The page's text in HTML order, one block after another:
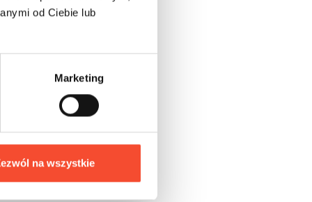
od Ciebie lub
Marketing
na wszystkie